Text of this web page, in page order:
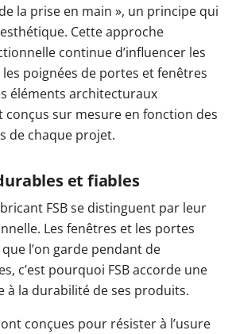
la prise en main », un principe qui
Cette approche
continue d’influencer les
poignées de portes et fenêtres
éléments architecturaux
conçus sur mesure en fonction des
de chaque projet.
et fiables
FSB se distinguent par leur
Les fenêtres et les portes
l’on garde pendant de
c’est pourquoi FSB accorde une
à la durabilité de ses produits.
conçues pour résister à l’usure